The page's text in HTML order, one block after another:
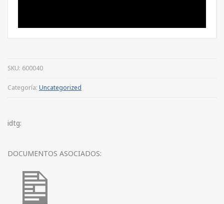
SKU: 600040
Categoría: Uncategorized
idtg:
DOCUMENTOS ASOCIADOS: